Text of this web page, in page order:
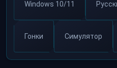
Windows 10/11
Гонки Симулятор